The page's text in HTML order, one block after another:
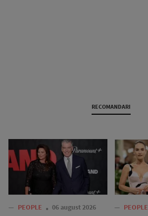
RECOMANDARI
— PEOPLE 06 august 2026 — PEOPLE